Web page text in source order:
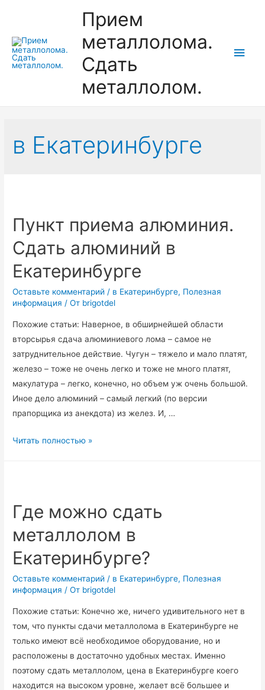
Прием
металлолома.
Сдать
металлолом.
в Екатеринбурге
Пункт приема алюминия.
Сдать алюминий в
Екатеринбурге
Оставьте комментарий / в Екатеринбурге, Полезная
информация / От brigotdel
Похожие статьи: Наверное, в обширнейшей области
вторсырья сдача алюминиевого лома – самое не
затруднительное действие. Чугун – тяжело и мало платят,
железо – тоже не очень легко и тоже не много платят,
макулатура – легко, конечно, но объем уж очень большой.
Иное дело алюминий – самый легкий (по версии
прапорщика из анекдота) из желез. И, …
Пункт
Екатеринбурге
Читать полностью »
Где можно сдать
металлолом в
Екатеринбурге?
Оставьте комментарий / в Екатеринбурге, Полезная
информация / От brigotdel
Похожие статьи: Конечно же, ничего удивительного нет в
том, что пункты сдачи металлолома в Екатеринбурге не
только имеют всё необходимое оборудование, но и
расположены в достаточно удобных местах. Именно
поэтому сдать металлолом, цена в Екатеринбурге коего
находится на высоком уровне, желает всё большее и